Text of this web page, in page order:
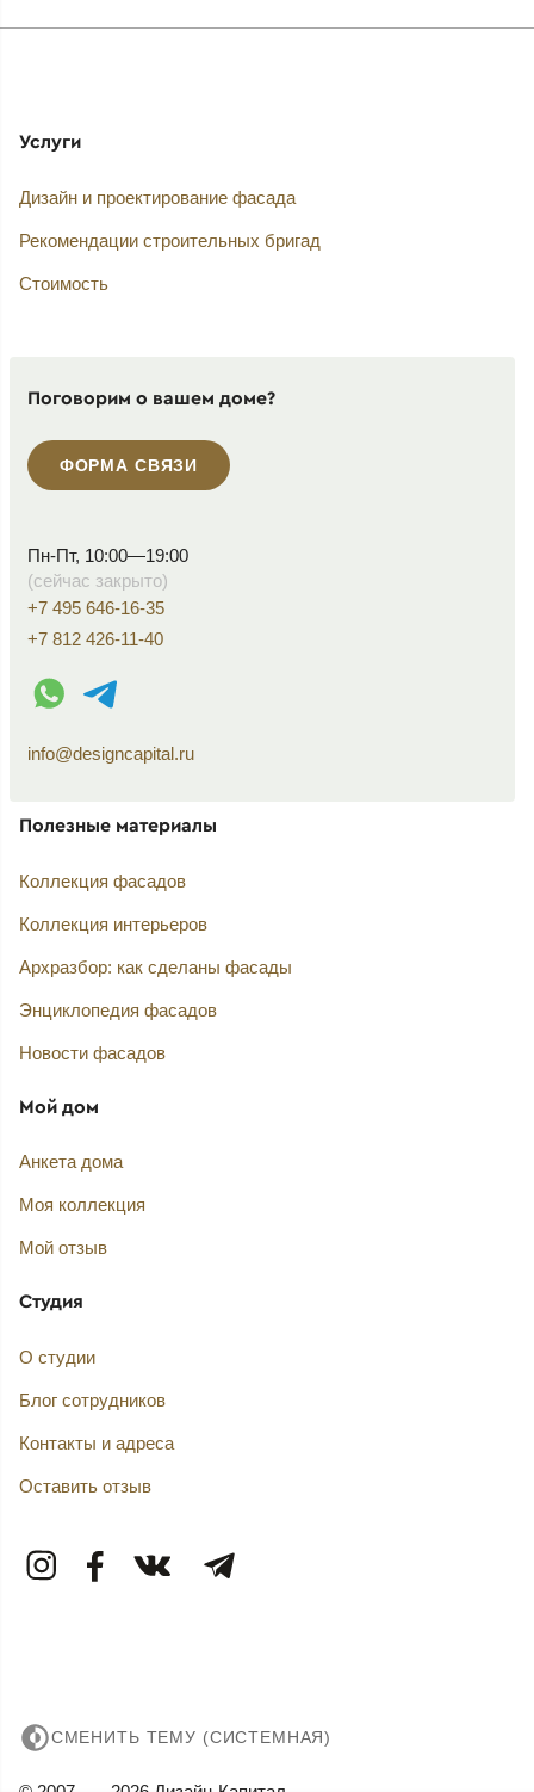
Услуги
Дизайн и проектирование фасада
Рекомендации строительных бригад
Стоимость
Поговорим о вашем доме?
ФОРМА СВЯЗИ
Пн-Пт, 10:00—19:00
(сейчас закрыто)
+7 495 646-16-35
+7 812 426-11-40
WhatsApp контакт
Telegram контакт
info@designcapital.ru
Полезные материалы
Коллекция фасадов
Коллекция интерьеров
Архразбор: как сделаны фасады
Энциклопедия фасадов
Новости фасадов
Мой дом
Анкета дома
Моя коллекция
Мой отзыв
Студия
О студии
Блог сотрудников
Контакты и адреса
Оставить отзыв
СМЕНИТЬ ТЕМУ (СИСТЕМНАЯ)